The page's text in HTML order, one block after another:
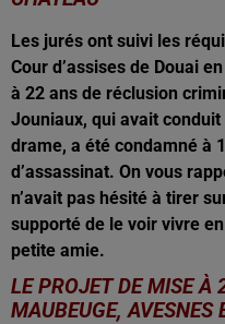
Les jurés ont suivi les
Cour d’assises de Douai
à 22 ans de réclusion
Jouniaux, qui avait
drame, a été condamné à
d’assassinat. On vous
n’avait pas hésité à tirer
supporté de le voir vivre
petite amie.
LE PROJET DE MISE À
MAUBEUGE, AVESNES